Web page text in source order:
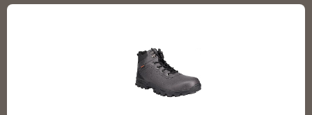
查看全部